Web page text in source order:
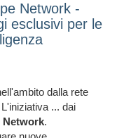
Network -
esclusivi per le
dalla rete
... dai
Network.